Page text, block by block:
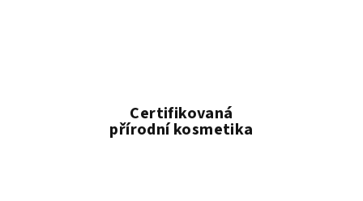
Certifikovaná
přírodní kosmetika